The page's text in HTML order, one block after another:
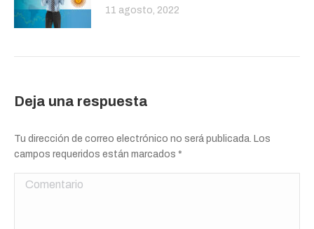
11 agosto, 2022
Deja una respuesta
Tu dirección de correo electrónico no será publicada. Los
campos requeridos están marcados *
Comentario